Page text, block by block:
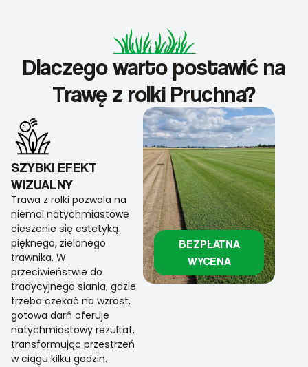
Dlaczego warto postawić na
Trawę z rolki Pruchna?
SZYBKI EFEKT
WIZUALNY
Trawa z rolki pozwala na
niemal natychmiastowe
cieszenie się estetyką
pięknego, zielonego
trawnika. W
przeciwieństwie do
tradycyjnego siania, gdzie
trzeba czekać na wzrost,
gotowa darń oferuje
natychmiastowy rezultat,
transformując przestrzeń
w ciągu kilku godzin.
BEZPŁATNA
WYCENA